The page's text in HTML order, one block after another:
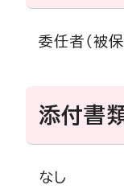
委任者（被
添付書
なし